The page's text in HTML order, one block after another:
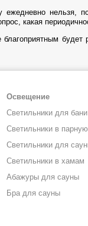
нельзя,
какая
благоприятным
Освещение
Светильники для бани
Светильники в парную
Светильники для
Светильники в хамам
Абажуры для сауны
Бра для сауны